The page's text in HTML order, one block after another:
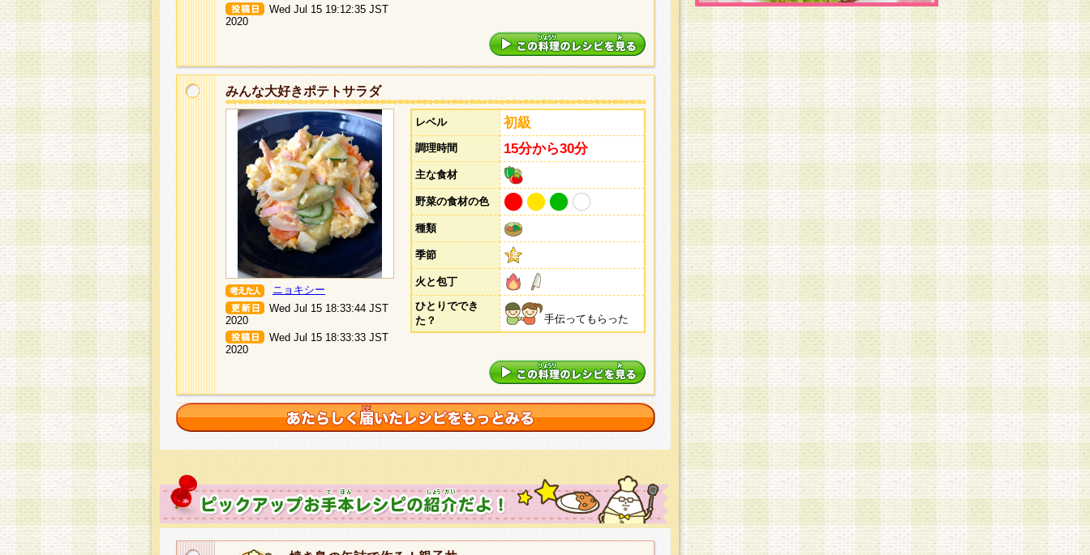
Wed Jul 15 19:12:35 JST
2020
みんな大好きポテトサラダ
ニョキシー
Wed Jul 15 18:33:44 JST
2020
Wed Jul 15 18:33:33 JST
2020
レベル 初級
調理時間 15分から30分
主な食材
野菜の食材の色
種類
季節
火と包丁
ひとりででき
た？
手伝ってもらった